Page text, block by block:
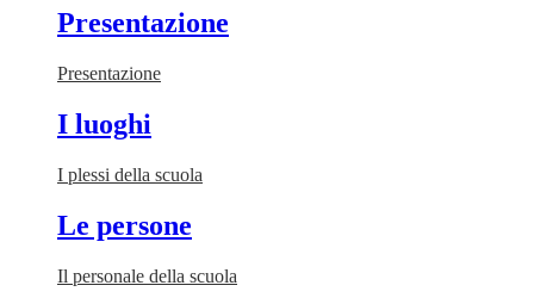
Presentazione
Presentazione
I luoghi
I plessi della scuola
Le persone
Il personale della scuola